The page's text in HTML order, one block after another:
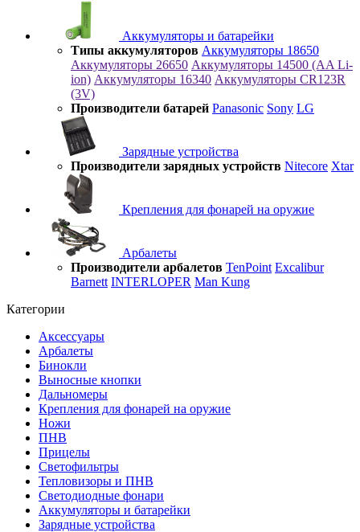
Аккумуляторы и батарейки
Типы аккумуляторов Аккумуляторы 18650
Аккумуляторы 26650 Аккумуляторы 14500 (AA Li-
ion) Аккумуляторы 16340 Аккумуляторы CR123R
(3V)
Производители батарей Panasonic Sony LG
Зарядные устройства
Производители зарядных устройств Nitecore Xtar
Крепления для фонарей на оружие
Арбалеты
Производители арбалетов TenPoint Excalibur
Barnett INTERLOPER Man Kung
Категории
Аксессуары
Арбалеты
Бинокли
Выносные кнопки
Дальномеры
Крепления для фонарей на оружие
Ножи
ПНВ
Прицелы
Светофильтры
Тепловизоры и ПНВ
Светодиодные фонари
Аккумуляторы и батарейки
Зарядные устройства